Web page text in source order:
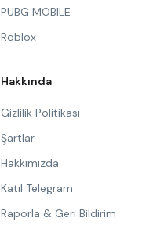
PUBG MOBILE
Roblox
Hakkında
Gizlilik Politikası
Şartlar
Hakkımızda
Katıl Telegram
Raporla & Geri Bildirim